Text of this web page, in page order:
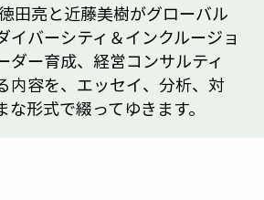
田亮と近藤美樹がグローバル
イバーシティ＆インクルージョ
ダー育成、経営コンサルティ
内容を、エッセイ、分析、対
形式で綴ってゆきます。